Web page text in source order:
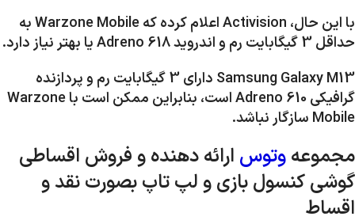
با این حال، Activision اعلام کرده که Warzone Mobile به
حداقل 3 گیگابایت رم و اندروید Adreno 618 یا بهتر نیاز دارد.
Samsung Galaxy M13 دارای 3 گیگابایت رم و پردازنده
گرافیکی Adreno 610 است، بنابراین ممکن است با Warzone
Mobile سازگار نباشد.
مجموعهوتوس ارائه دهنده و فروش اقساطی
گوشی کنسول بازی و لپ تاپ بصورت نقد و
اقساط